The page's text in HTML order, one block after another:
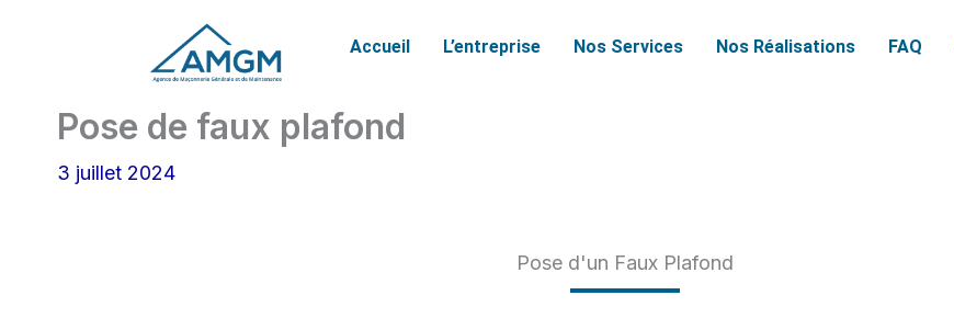
Accueil L’entreprise Nos Services Nos Réalisations FAQ
Pose de faux plafond
3 juillet 2024
Pose d'un Faux Plafond